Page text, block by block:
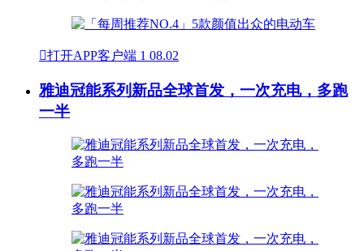
打开APP客户端 1 08.02
雅迪冠能系列新品全球首发，一次充电，多跑
一半